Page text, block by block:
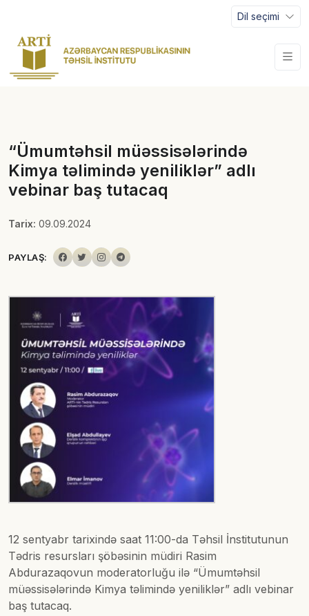
Dil seçimi
“Ümumtəhsil müəssisələrində
Kimya təlimində yeniliklər” adlı
vebinar baş tutacaq
Tarix: 09.09.2024
PAYLAŞ:
12 sentyabr tarixində saat 11:00-da Təhsil İnstitutunun
Tədris resursları şöbəsinin müdiri Rasim
Abdurazaqovun moderatorluğu ilə “Ümumtəhsil
müəssisələrində Kimya təlimində yeniliklər” adlı vebinar
baş tutacaq.